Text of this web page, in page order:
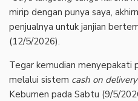
mirip dengan punya saya,
penjualnya untuk janjian
(12/5/2026).
‎Tegar kemudian menyepakati
melalui sistem cash on delivery
Kebumen pada Sabtu (9/5/